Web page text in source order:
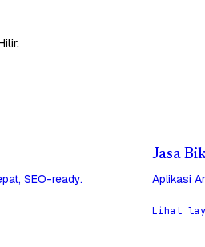
SEO-ready.
Jasa
Aplikasi
Lihat